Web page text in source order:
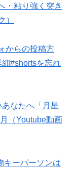
・粘り強く突き
）
からの投稿方
#shortsを忘れ
なたへ「月星
（Youtube動画
キーパーソンは